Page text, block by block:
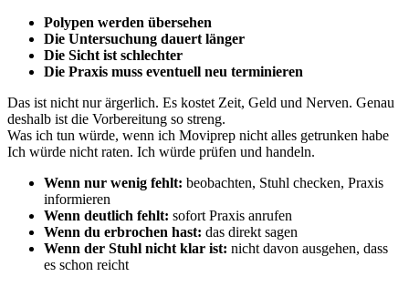
Polypen werden übersehen
Die Untersuchung dauert länger
Die Sicht ist schlechter
Die Praxis muss eventuell neu terminieren
Das ist nicht nur ärgerlich. Es kostet Zeit, Geld und Nerven. Genau
deshalb ist die Vorbereitung so streng.
Was ich tun würde, wenn ich Moviprep nicht alles getrunken habe
Ich würde nicht raten. Ich würde prüfen und handeln.
Wenn nur wenig fehlt: beobachten, Stuhl checken, Praxis
informieren
Wenn deutlich fehlt: sofort Praxis anrufen
Wenn du erbrochen hast: das direkt sagen
Wenn der Stuhl nicht klar ist: nicht davon ausgehen, dass
es schon reicht